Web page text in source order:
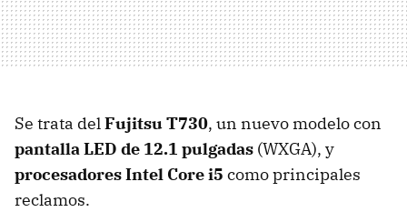
Se trata delFujitsu T730, un nuevo modelo con
pantallaLED de 12.1 pulgadas (WXGA), y
procesadores Intel Core i5 como principales
reclamos.